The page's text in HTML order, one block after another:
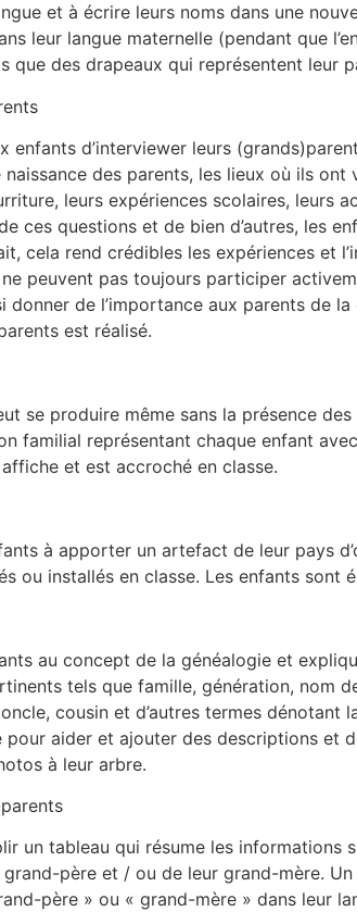
et à écrire leurs noms dans une
leur langue maternelle (pendant que
que des drapeaux qui représentent leur
enfants d’interviewer leurs
des parents, les lieux où ils
leurs expériences scolaires, leurs
ces questions et de bien d’autres, les
cela rend crédibles les expériences et
peuvent pas toujours participer
de l’importance aux parents de
est réalisé.
se produire même sans la présence
familial représentant chaque enfant
et est accroché en classe.
à apporter un artefact de leur pays
ou installés en classe. Les enfants
au concept de la généalogie et
tels que famille, génération, nom
cousin et d’autres termes
aider et ajouter des descriptions et
à leur arbre.
un tableau qui résume les
père et / ou de leur grand-mère.
père » ou « grand-mère » dans leur